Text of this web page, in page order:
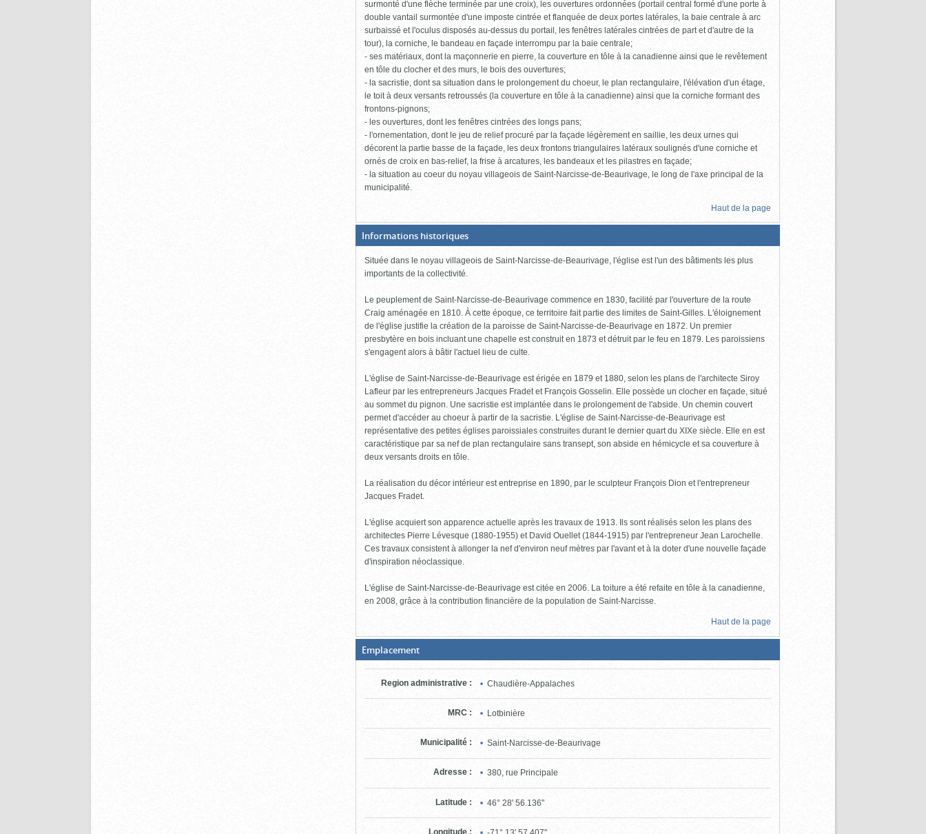
surmonté d'une flèche terminée par une croix), les ouvertures ordonnées (portail central formé d'une porte à
double vantail surmontée d'une imposte cintrée et flanquée de deux portes latérales, la baie centrale à arc
surbaissé et l'oculus disposés au-dessus du portail, les fenêtres latérales cintrées de part et d'autre de la
tour), la corniche, le bandeau en façade interrompu par la baie centrale;
- ses matériaux, dont la maçonnerie en pierre, la couverture en tôle à la canadienne ainsi que le revêtement
en tôle du clocher et des murs, le bois des ouvertures;
- la sacristie, dont sa situation dans le prolongement du choeur, le plan rectangulaire, l'élévation d'un étage,
le toit à deux versants retroussés (la couverture en tôle à la canadienne) ainsi que la corniche formant des
frontons-pignons;
- les ouvertures, dont les fenêtres cintrées des longs pans;
- l'ornementation, dont le jeu de relief procuré par la façade légèrement en saillie, les deux urnes qui
décorent la partie basse de la façade, les deux frontons triangulaires latéraux soulignés d'une corniche et
ornés de croix en bas-relief, la frise à arcatures, les bandeaux et les pilastres en façade;
- la situation au coeur du noyau villageois de Saint-Narcisse-de-Beaurivage, le long de l'axe principal de la
municipalité.
Haut de la page
Informations historiques(Boite
fermée,
cliquer
pour
Située dans le noyau villageois de Saint-Narcisse-de-Beaurivage, l'église est l'un des bâtiments les plus
importants de la collectivité.
Le peuplement de Saint-Narcisse-de-Beaurivage commence en 1830, facilité par l'ouverture de la route
Craig aménagée en 1810. À cette époque, ce territoire fait partie des limites de Saint-Gilles. L'éloignement
de l'église justifie la création de la paroisse de Saint-Narcisse-de-Beaurivage en 1872. Un premier
presbytère en bois incluant une chapelle est construit en 1873 et détruit par le feu en 1879. Les paroissiens
s'engagent alors à bâtir l'actuel lieu de culte.
L'église de Saint-Narcisse-de-Beaurivage est érigée en 1879 et 1880, selon les plans de l'architecte Siroy
Lafleur par les entrepreneurs Jacques Fradet et François Gosselin. Elle possède un clocher en façade, situé
au sommet du pignon. Une sacristie est implantée dans le prolongement de l'abside. Un chemin couvert
permet d'accéder au choeur à partir de la sacristie. L'église de Saint-Narcisse-de-Beaurivage est
représentative des petites églises paroissiales construites durant le dernier quart du XIXe siècle. Elle en est
caractéristique par sa nef de plan rectangulaire sans transept, son abside en hémicycle et sa couverture à
deux versants droits en tôle.
La réalisation du décor intérieur est entreprise en 1890, par le sculpteur François Dion et l'entrepreneur
Jacques Fradet.
L'église acquiert son apparence actuelle après les travaux de 1913. Ils sont réalisés selon les plans des
architectes Pierre Lévesque (1880-1955) et David Ouellet (1844-1915) par l'entrepreneur Jean Larochelle.
Ces travaux consistent à allonger la nef d'environ neuf mètres par l'avant et à la doter d'une nouvelle façade
d'inspiration néoclassique.
L'église de Saint-Narcisse-de-Beaurivage est citée en 2006. La toiture a été refaite en tôle à la canadienne,
en 2008, grâce à la contribution financière de la population de Saint-Narcisse.
Haut de la page
Emplacement(Boite
fermée,
cliquer
pour
ouvrir)
Region administrative : Chaudière-Appalaches
MRC : Lotbinière
Municipalité : Saint-Narcisse-de-Beaurivage
Adresse : 380, rue Principale
Latitude : 46° 28' 56.136"
Longitude :